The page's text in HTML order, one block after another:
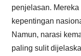
penjelasan.
kepentingan
Namun, narasi
paling sulit